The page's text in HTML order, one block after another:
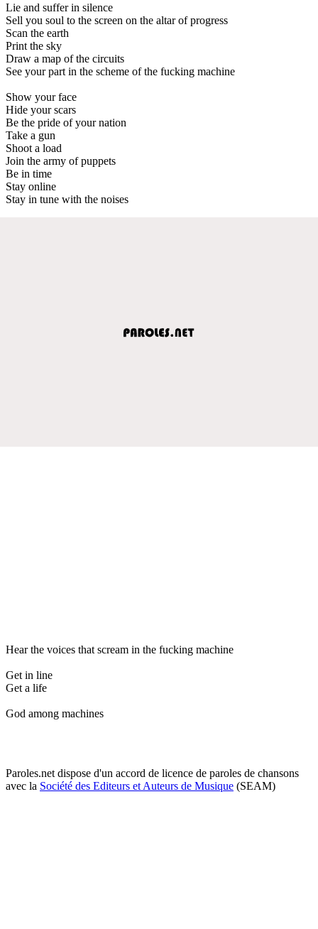
Lie and suffer in silence
Sell you soul to the screen on the altar of progress
Scan the earth
Print the sky
Draw a map of the circuits
See your part in the scheme of the fucking machine
Show your face
Hide your scars
Be the pride of your nation
Take a gun
Shoot a load
Join the army of puppets
Be in time
Stay online
Stay in tune with the noises
Hear the voices that scream in the fucking machine
Get in line
Get a life
God among machines
Paroles.net dispose d'un accord de licence de paroles de chansons
avec la Société des Editeurs et Auteurs de Musique (SEAM)